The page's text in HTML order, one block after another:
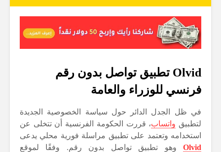
Olvid تطبيق تواصل بدون رقم
فرنسي للوزراء والعامة
في ظل الجدل الدائر حول سياسة الخصوصية الجديدة
لتطبيق واتساب، قررت الحكومة الفرنسية أن تتخلى عن
استخدامه وتعتمد على تطبيق مراسلة فورية محلي يدعى
Olvid وهو تطبيق تواصل بدون رقم. وفقًا لموقع